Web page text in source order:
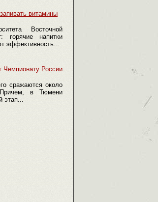
витамины
Восточной
горячие напитки
эффективность...
Чемпионату России
сражаются около
в Тюмени
этап...